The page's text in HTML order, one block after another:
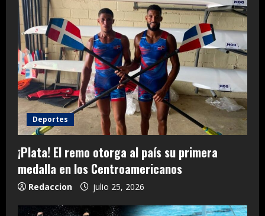
Deportes
¡Plata! El remo otorga al país su primera
medalla en los Centroamericanos
Redaccion julio 25, 2026